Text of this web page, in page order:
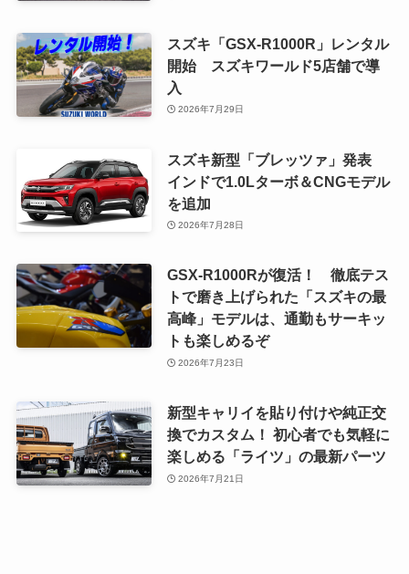
スズキ「GSX-R1000R」レンタル
開始 スズキワールド5店舗で導
入
2026年7月29日
スズキ新型「ブレッツァ」発表
インドで1.0Lターボ＆CNGモデル
を追加
2026年7月28日
GSX-R1000Rが復活！ 徹底テス
トで磨き上げられた「スズキの最
高峰」モデルは、通勤もサーキッ
トも楽しめるぞ
2026年7月23日
新型キャリイを貼り付けや純正交
換でカスタム！ 初心者でも気軽に
楽しめる「ライツ」の最新パーツ
2026年7月21日